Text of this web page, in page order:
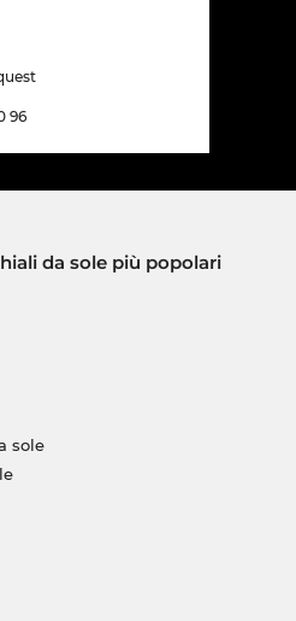
96
da sole più popolari
sole